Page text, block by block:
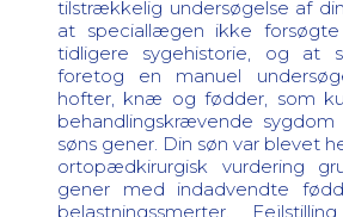
tilstrækkelig undersøgelse af
at speciallægen ikke
tidligere sygehistorie, og at
foretog en manuel
hofter, knæ og fødder, som
behandlingskrævende
søns gener. Din søn var blevet
ortopædkirurgisk vurdering
gener med indadvendte
belastningssmerter.